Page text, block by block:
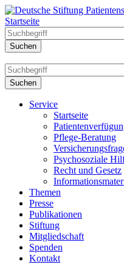
Startseite
Service
Startseite
Pflege-Beratung
Psychosoziale
Recht und Gesetz
Themen
Presse
Publikationen
Stiftung
Mitgliedschaft
Spenden
Kontakt